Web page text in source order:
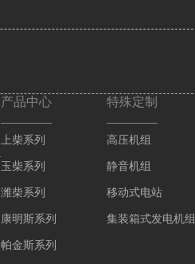
产品中心
上柴系列
玉柴系列
潍柴系列
康明斯系列
帕金斯系列
特殊定制
高压机组
静音机组
移动式电站
集装箱式发电机组